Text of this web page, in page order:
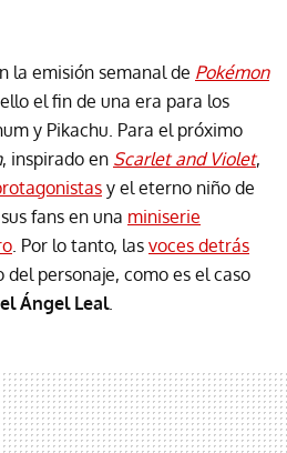
la emisión semanal de Pokémon
el fin de una era para los
y Pikachu. Para el próximo
, inspirado en Scarlet and Violet,
y el eterno niño de
fans en una miniserie
. Por lo tanto, las voces detrás
del personaje, como es el caso
Ángel Leal.